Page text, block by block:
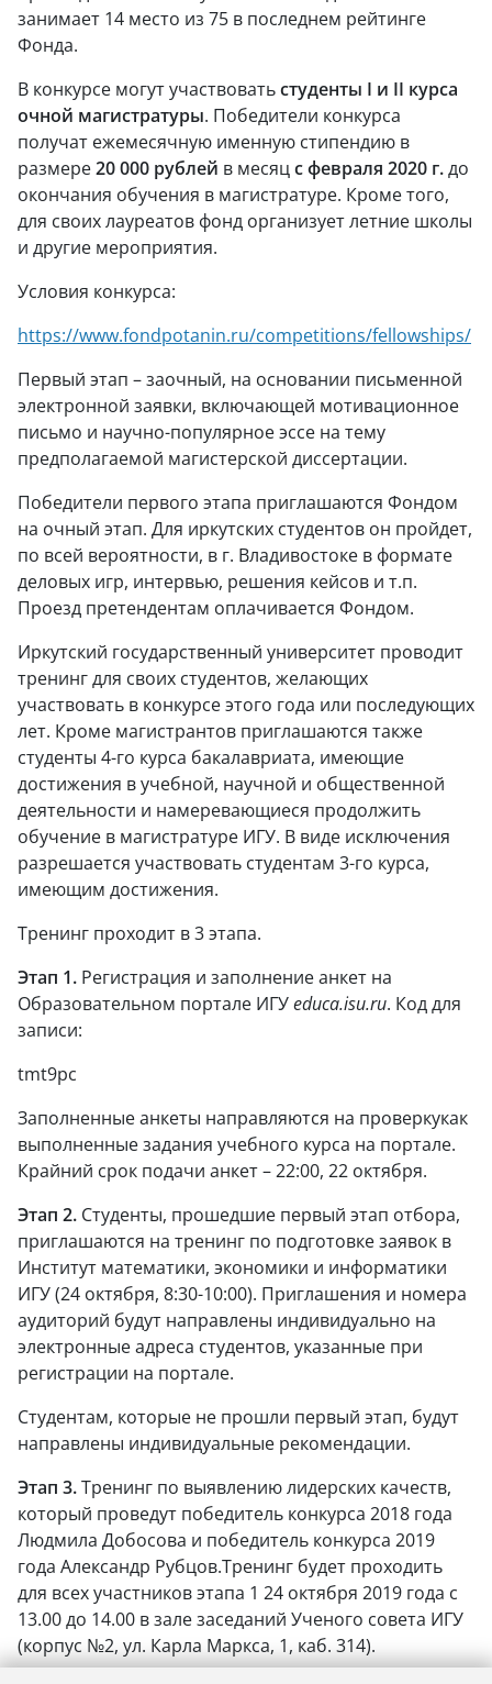
занимает 14 место из 75 в последнем рейтинге
Фонда.
В конкурсе могут участвоватьстуденты I и II курса
очной магистратуры. Победители конкурса
получат ежемесячную именную стипендию в
размере20 000 рублей в месяцс февраля 2020 г.до
окончания обучения в магистратуре. Кроме того,
для своих лауреатов фонд организует летние школы
и другие мероприятия.
Условия конкурса:
https://www.fondpotanin.ru/competitions/fellowships/
Первый этап – заочный, на основании письменной
электронной заявки, включающей мотивационное
письмо и научно-популярное эссе на тему
предполагаемой магистерской диссертации.
Победители первого этапа приглашаются Фондом
на очный этап. Для иркутских студентов он пройдет,
по всей вероятности, в г. Владивостоке в формате
деловых игр, интервью, решения кейсов и т.п.
Проезд претендентам оплачивается Фондом.
Иркутский государственный университет проводит
тренинг для своих студентов, желающих
участвовать в конкурсе этого года или последующих
лет. Кроме магистрантов приглашаются также
студенты 4-го курса бакалавриата, имеющие
достижения в учебной, научной и общественной
деятельности и намеревающиеся продолжить
обучение в магистратуре ИГУ. В виде исключения
разрешается участвовать студентам 3-го курса,
имеющим достижения.
Тренинг проходит в 3 этапа.
Этап 1. Регистрация и заполнение анкет на
Образовательном портале ИГУeduca.isu.ru. Код для
записи:
tmt9pc
Заполненные анкеты направляются на проверкукак
выполненные задания учебного курса на портале.
Крайний срок подачи анкет – 22:00, 22 октября.
Этап 2. Студенты, прошедшие первый этап отбора,
приглашаются на тренинг по подготовке заявок в
Институт математики, экономики и информатики
ИГУ (24 октября, 8:30-10:00). Приглашения и номера
аудиторий будут направлены индивидуально на
электронные адреса студентов, указанные при
регистрации на портале.
Студентам, которые не прошли первый этап, будут
направлены индивидуальные рекомендации.
Этап 3.Тренинг по выявлению лидерских качеств,
который проведут победитель конкурса 2018 года
Людмила Добосова и победитель конкурса 2019
года Александр Рубцов.Тренинг будет проходить
для всех участников этапа 1 24 октября 2019 года с
13.00 до 14.00 в зале заседаний Ученого совета ИГУ
(корпус №2, ул. Карла Маркса, 1, каб. 314).